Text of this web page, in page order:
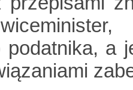
podatnika, a